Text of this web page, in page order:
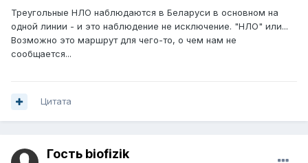
Треугольные НЛО наблюдаются в Беларуси в основном на
одной линии - и это наблюдение не исключение. "НЛО" или...
Возможно это маршрут для чего-то, о чем нам не
сообщается...
Цитата
Гость biofizik